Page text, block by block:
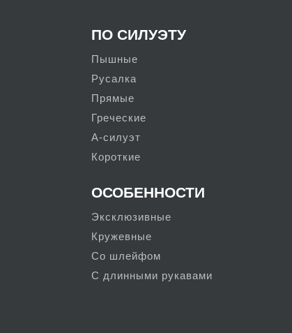
ПО СИЛУЭТУ
Пышные
Русалка
Прямые
Греческие
А-силуэт
Короткие
ОСОБЕННОСТИ
Эксклюзивные
Кружевные
Со шлейфом
С длинными рукавами